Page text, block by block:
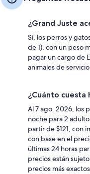
¿Grand Juste
Sí, los perros y
de 1), con un peso
pagar un cargo de
animales de
¿Cuánto cuesta
Al 7 ago. 2026, los
noche para 2
partir de $121, con
con base en el
últimas 24 horas
precios están
precios más